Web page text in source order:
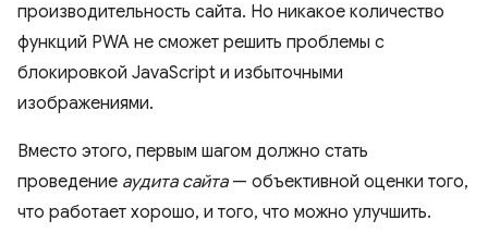
производительность сайта. Но никакое количество
функций PWA не сможет решить проблемы с
блокировкой JavaScript и избыточными
изображениями.
Вместо этого, первым шагом должно стать
проведение аудита сайта— объективной оценки того,
что работает хорошо, и того, что можно улучшить.